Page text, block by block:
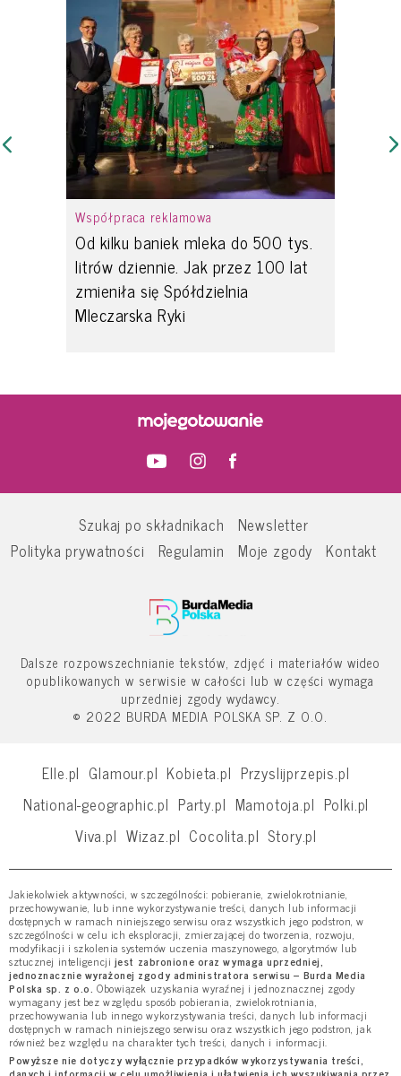
Współpraca reklamowa
Od kilku baniek mleka do 500 tys.
litrów dziennie. Jak przez 100 lat
zmieniła się Spółdzielnia
Mleczarska Ryki
Szukaj po składnikach
Newsletter
Polityka prywatności
Regulamin Moje zgody Kontakt
Dalsze rozpowszechnianie tekstów, zdjęć i materiałów wideo
opublikowanych w serwisie w całości lub w części wymaga
uprzedniej zgody wydawcy.
© 2022 BURDA MEDIA POLSKA SP. Z O.O.
Elle.pl Glamour.pl Kobieta.pl Przyslijprzepis.pl
National-geographic.pl Party.pl Mamotoja.pl Polki.pl
Viva.pl Wizaz.pl Cocolita.pl Story.pl
Jakiekolwiek aktywności, w szczególności: pobieranie, zwielokrotnianie,
przechowywanie, lub inne wykorzystywanie treści, danych lub informacji
dostępnych w ramach niniejszego serwisu oraz wszystkich jego podstron, w
szczególności w celu ich eksploracji, zmierzającej do tworzenia, rozwoju,
modyfikacji i szkolenia systemów uczenia maszynowego, algorytmów lub
sztucznej inteligencji jest zabronione oraz wymaga uprzedniej,
jednoznacznie wyrażonej zgody administratora serwisu – Burda Media
Polska sp. z o.o. Obowiązek uzyskania wyraźnej i jednoznacznej zgody
wymagany jest bez względu sposób pobierania, zwielokrotniania,
przechowywania lub innego wykorzystywania treści, danych lub informacji
dostępnych w ramach niniejszego serwisu oraz wszystkich jego podstron, jak
również bez względu na charakter tych treści, danych i informacji.
Powyższe nie dotyczy wyłącznie przypadków wykorzystywania treści,